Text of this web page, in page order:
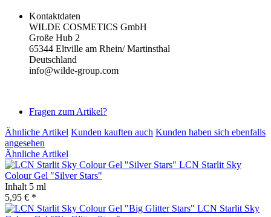
Kontaktdaten
WILDE COSMETICS GmbH
Große Hub 2
65344 Eltville am Rhein/ Martinsthal
Deutschland
info@wilde-group.com
Fragen zum Artikel?
Ähnliche Artikel Kunden kauften auch Kunden haben sich ebenfalls
angesehen
Ähnliche Artikel
LCN Starlit Sky
Colour Gel "Silver Stars"
Inhalt 5 ml
5,95 € *
LCN Starlit Sky